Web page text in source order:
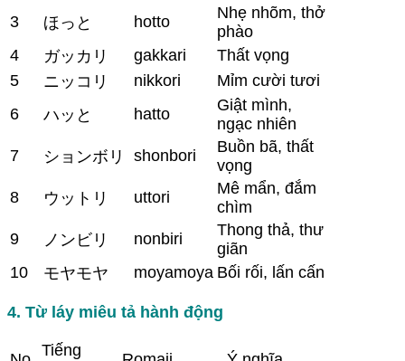
3
ほっと hotto
Nhẹ nhõm, thở
phào
4
ガッカリ gakkari
Thất vọng
5
ニッコリ nikkori
Mỉm cười tươi
6
ハッと hatto
Giật mình,
ngạc nhiên
7
ションボリ shonbori
Buồn bã, thất
vọng
8
ウットリ uttori
Mê mẩn, đắm
chìm
9
ノンビリ nonbiri
Thong thả, thư
giãn
10
モヤモヤ moyamoya Bối rối, lấn cấn
4. Từ láy miêu tả hành động
Tiếng